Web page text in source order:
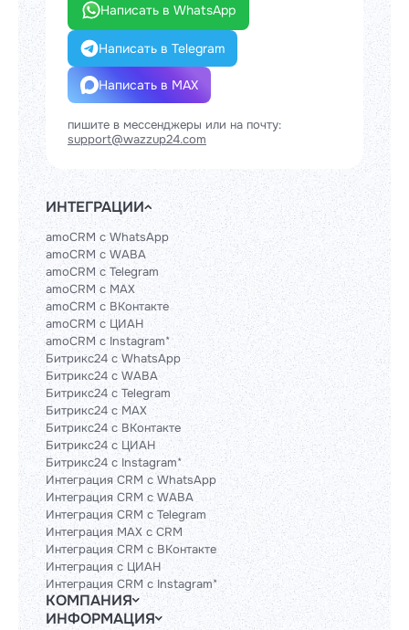
Написать в WhatsApp
Написать в Telegram
Написать в MAX
пишите в мессенджеры или на почту:
support@wazzup24.com
ИНТЕГРАЦИИ
amoCRM с WhatsApp
amoCRM с WABA
amoCRM с Telegram
amoCRM с MAX
amoCRM с ВКонтакте
amoCRM с ЦИАН
amoCRM с Instagram*
Битрикс24 с WhatsApp
Битрикс24 с WABA
Битрикс24 с Telegram
Битрикс24 с MAX
Битрикс24 с ВКонтакте
Битрикс24 с ЦИАН
Битрикс24 с Instagram*
Интеграция CRM с WhatsApp
Интеграция CRM с WABA
Интеграция CRM с Telegram
Интеграция MAX с CRM
Интеграция CRM с ВКонтакте
Интеграция с ЦИАН
Интеграция CRM с Instagram*
КОМПАНИЯ
Блог
ИНФОРМАЦИЯ